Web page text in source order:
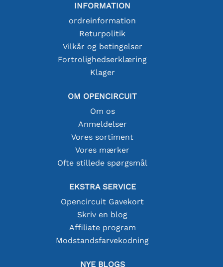
INFORMATION
ordreinformation
Returpolitik
Vilkår og betingelser
Fortrolighedserklæring
Klager
OM OPENCIRCUIT
Om os
Anmeldelser
Vores sortiment
Vores mærker
Ofte stillede spørgsmål
EKSTRA SERVICE
Opencircuit Gavekort
Skriv en blog
Affiliate program
Modstandsfarvekodning
NYE BLOGS